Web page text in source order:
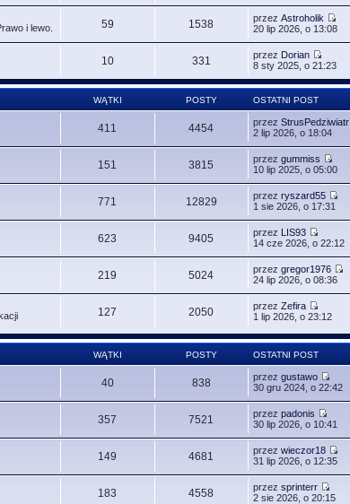
i lewo. 59 1538 przezAstroholik
20 lip 2026, o 13:08
10 331 przez Dorian
8 sty 2025, o 21:23
WĄTKI POSTY OSTATNI POST
411 4454 przezStrusPedziwiatr
2 lip 2026, o 18:04
151 3815 przezgummiss
10 lip 2025, o 05:00
771 12829 przezryszard55
1 sie 2026, o 17:31
623 9405 przez LIS93
14 cze 2026, o 22:12
219 5024 przezgregor1976
24 lip 2026, o 08:36
127 2050 przezZefira
1 lip 2026, o 23:12
WĄTKI POSTY OSTATNI POST
40 838 przezgustawo
30 gru 2024, o 22:42
357 7521 przezpadonis
30 lip 2026, o 10:41
149 4681 przezwieczor18
31 lip 2026, o 12:35
183 4558 przezsprinterr
2 sie 2026, o 20:15